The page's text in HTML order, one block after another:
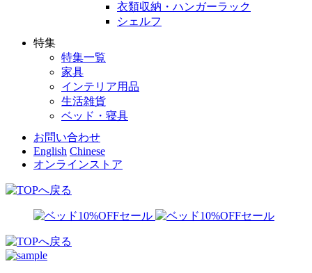
衣類収納・ハンガーラック
シェルフ
特集
特集一覧
家具
インテリア用品
生活雑貨
ベッド・寝具
お問い合わせ
English Chinese
オンラインストア